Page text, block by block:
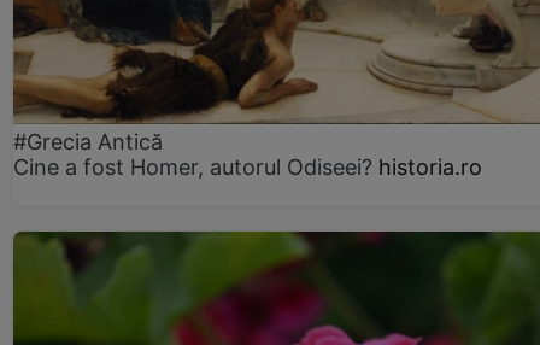
#Grecia Antică
Cine a fost Homer, autorul Odiseei? historia.ro